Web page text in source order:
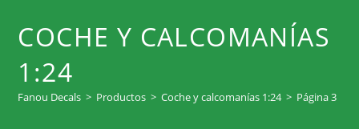
COCHE Y CALCOMANÍAS
1:24
Fanou Decals > Productos > Coche y calcomanías 1:24 > Página 3